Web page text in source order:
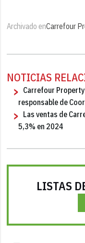
Archivado enCarrefour
NOTICIAS
Carrefour
responsable de
Las ventas de
5,3% en 2024
LISTAS